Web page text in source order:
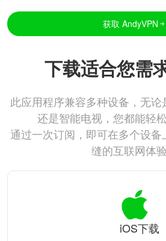
获取 AndyVPN
下载适合您需
此应用程序兼容多种设备，无
还是智能电视，您都能轻
通过一次订阅，即可在多个设
缝的互联网体验
iOS下载